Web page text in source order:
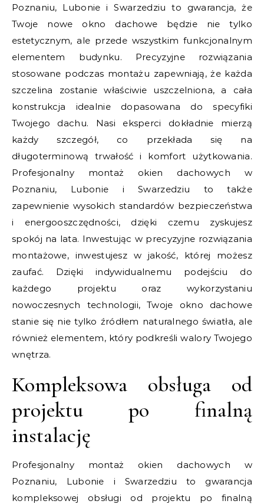
Poznaniu, Lubonie i Swarzedziu to gwarancja, że
Twoje nowe okno dachowe będzie nie tylko
estetycznym, ale przede wszystkim funkcjonalnym
elementem budynku. Precyzyjne rozwiązania
stosowane podczas montażu zapewniają, że każda
szczelina zostanie właściwie uszczelniona, a cała
konstrukcja idealnie dopasowana do specyfiki
Twojego dachu. Nasi eksperci dokładnie mierzą
każdy szczegół, co przekłada się na
długoterminową trwałość i komfort użytkowania.
Profesjonalny montaż okien dachowych w
Poznaniu, Lubonie i Swarzedziu to także
zapewnienie wysokich standardów bezpieczeństwa
i energooszczędności, dzięki czemu zyskujesz
spokój na lata. Inwestując w precyzyjne rozwiązania
montażowe, inwestujesz w jakość, której możesz
zaufać. Dzięki indywidualnemu podejściu do
każdego projektu oraz wykorzystaniu
nowoczesnych technologii, Twoje okno dachowe
stanie się nie tylko źródłem naturalnego światła, ale
również elementem, który podkreśli walory Twojego
wnętrza.
Kompleksowa obsługa od
projektu po finalną
instalację
Profesjonalny montaż okien dachowych w
Poznaniu, Lubonie i Swarzedziu to gwarancja
kompleksowej obsługi od projektu po finalną